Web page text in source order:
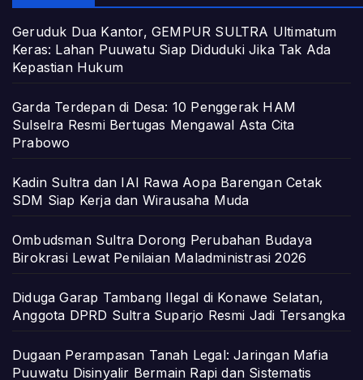
Geruduk Dua Kantor, GEMPUR SULTRA Ultimatum
Keras: Lahan Puuwatu Siap Diduduki Jika Tak Ada
Kepastian Hukum
Garda Terdepan di Desa: 10 Penggerak HAM
Sulselra Resmi Bertugas Mengawal Asta Cita
Prabowo
Kadin Sultra dan IAI Rawa Aopa Barengan Cetak
SDM Siap Kerja dan Wirausaha Muda
Ombudsman Sultra Dorong Perubahan Budaya
Birokrasi Lewat Penilaian Maladministrasi 2026
Diduga Garap Tambang Ilegal di Konawe Selatan,
Anggota DPRD Sultra Suparjo Resmi Jadi Tersangka
Dugaan Perampasan Tanah Legal: Jaringan Mafia
Puuwatu Disinyalir Bermain Rapi dan Sistematis